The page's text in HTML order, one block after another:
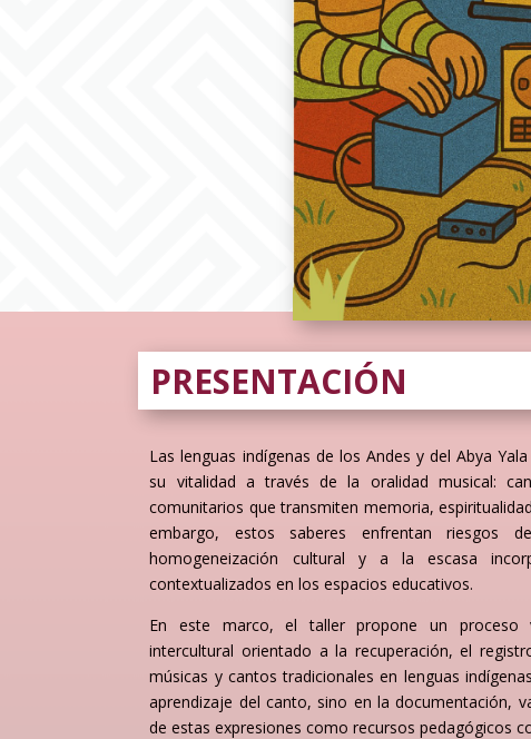
PRESENTACIÓN
Las lenguas indígenas de los Andes y del Abya
su vitalidad a través de la oralidad musical:
comunitarios que transmiten memoria,
embargo, estos saberes enfrentan riesgos
homogeneización cultural y a la escasa
contextualizados en los espacios educativos.
En este marco, el taller propone un proceso
intercultural orientado a la recuperación, el
músicas y cantos tradicionales en lenguas
aprendizaje del canto, sino en la documentación,
de estas expresiones como recursos pedagógicos